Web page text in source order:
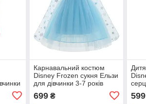
Карнавальний костюм
Disney Frozen сукня Ельзи
для дівчинки 3-7 років
699₴ 599